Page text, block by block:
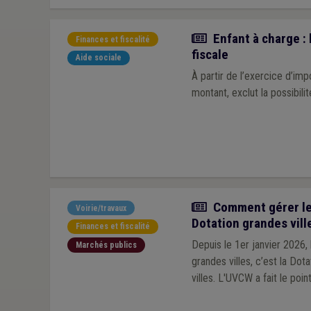
Finances et fiscalité
Aide sociale
Actualité
Enfant à charge
fiscale
À partir de l’exercice
montant, exclut la
Voirie/travaux
Finances et fiscalité
Marchés publics
Article
Comment gérer
Dotation grandes
Depuis le 1er janvier
grandes villes, c’est la
villes. L'UVCW a fait le